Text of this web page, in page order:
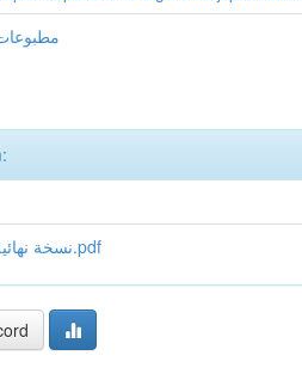
نسخة نهائية مطبوعة ايت عمار.pdf